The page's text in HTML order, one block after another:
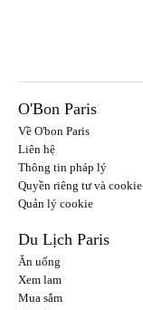
O'Bon Paris
Về O'bon Paris
Liên hệ
Thông tin pháp lý
Quyền riêng tư và cookie
Quản lý cookie
Du Lịch Paris
Ăn uống
Xem lam
Mua sắm